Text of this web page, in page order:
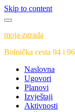
Skip to content
moja-zgrada
Bolnička cesta 94 i
Naslovna
Ugovori
Planovi
Izvještaji
Aktivnosti